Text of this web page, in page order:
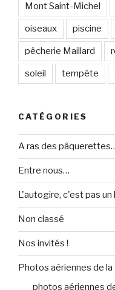
Mont Saint-Michel
oiseaux piscine
pêcherie Maillard
soleil tempête
CATÉGORIES
A ras des
Entre nous…
L'autogire, c'est pas
Non classé
Nos invités !
Photos aériennes de la
photos aériennes